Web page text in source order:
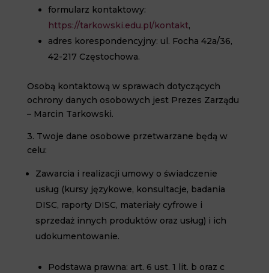
formularz kontaktowy:
https://tarkowski.edu.pl/kontakt,
adres korespondencyjny: ul. Focha 42a/36,
42-217 Częstochowa.
Osobą kontaktową w sprawach dotyczących
ochrony danych osobowych jest Prezes Zarządu
– Marcin Tarkowski.
3. Twoje dane osobowe przetwarzane będą w
celu:
Zawarcia i realizacji umowy o świadczenie
usług (kursy językowe, konsultacje, badania
DISC, raporty DISC, materiały cyfrowe i
sprzedaż innych produktów oraz usług) i ich
udokumentowanie.
Podstawa prawna: art. 6 ust. 1 lit. b oraz c